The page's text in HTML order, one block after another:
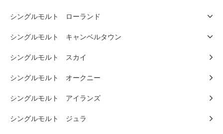
シングルモルト ローランド
シングルモルト キャンベルタウン
シングルモルト スカイ
シングルモルト オークニー
シングルモルト アイランズ
シングルモルト ジュラ